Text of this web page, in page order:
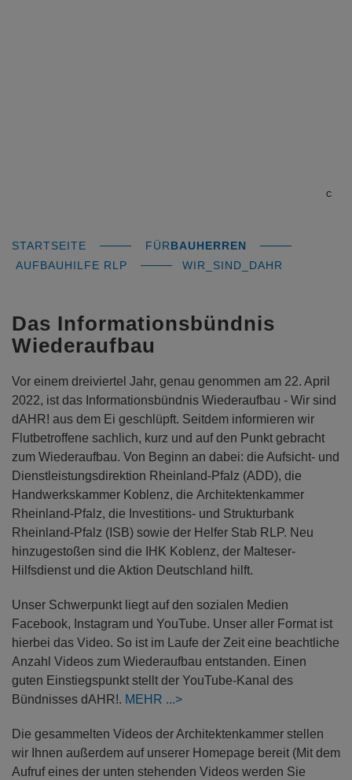
C
STARTSEITE FÜRBAUHERREN
AUFBAUHILFE RLP
WIR_SIND_DAHR
Das Informationsbündnis
Wiederaufbau
Vor einem dreiviertel Jahr, genau genommen am 22. April
2022, ist das Informationsbündnis Wiederaufbau - Wir sind
dAHR! aus dem Ei geschlüpft. Seitdem informieren wir
Flutbetroffene sachlich, kurz und auf den Punkt gebracht
zum Wiederaufbau. Von Beginn an dabei: die Aufsicht- und
Dienstleistungsdirektion Rheinland-Pfalz (ADD), die
Handwerkskammer Koblenz, die Architektenkammer
Rheinland-Pfalz, die Investitions- und Strukturbank
Rheinland-Pfalz (ISB) sowie der Helfer Stab RLP. Neu
hinzugestoßen sind die IHK Koblenz, der Malteser-
Hilfsdienst und die Aktion Deutschland hilft.
Unser Schwerpunkt liegt auf den sozialen Medien
Facebook, Instagram und YouTube. Unser aller Format ist
hierbei das Video. So ist im Laufe der Zeit eine beachtliche
Anzahl Videos zum Wiederaufbau entstanden. Einen
guten Einstiegspunkt stellt der YouTube-Kanal des
Bündnisses dAHR!. MEHR
Die gesammelten Videos der Architektenkammer stellen
wir Ihnen außerdem auf unserer Homepage bereit (Mit dem
Aufruf eines der unten stehenden Videos werden Sie